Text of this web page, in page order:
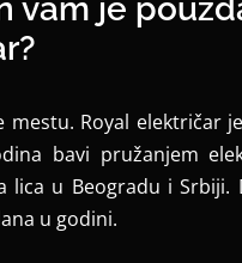
vam je
mestu. Royal električar
bavi pružanjem
lica u Beogradu i Srbiji.
u godini.